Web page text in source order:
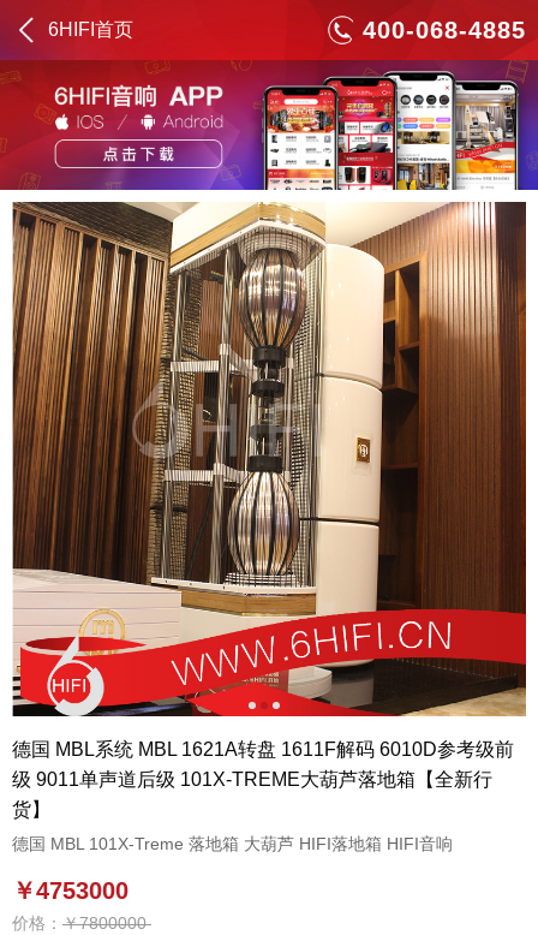
6HIFI首页 400-068-4885
1 2
德国 MBL系统 MBL 1621A转盘 1611F解码 6010D参考级前
级 9011单声道后级 101X-TREME大葫芦落地箱【全新行
货】
德国 MBL 101X-Treme 落地箱 大葫芦 HIFI落地箱 HIFI音响
￥4753000
价格： ￥7800000